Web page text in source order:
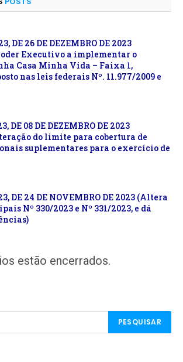
DE 26 DE DEZEMBRO DE 2023
Executivo a implementar o
Casa Minha Vida – Faixa 1,
nas leis federais Nº. 11.977/2009 e
DE 08 DE DEZEMBRO DE 2023
do limite para cobertura de
suplementares para o exercício de
DE 24 DE NOVEMBRO DE 2023 (Altera
Nº 330/2023 e Nº 331/2023, e dá
estão encerrados.